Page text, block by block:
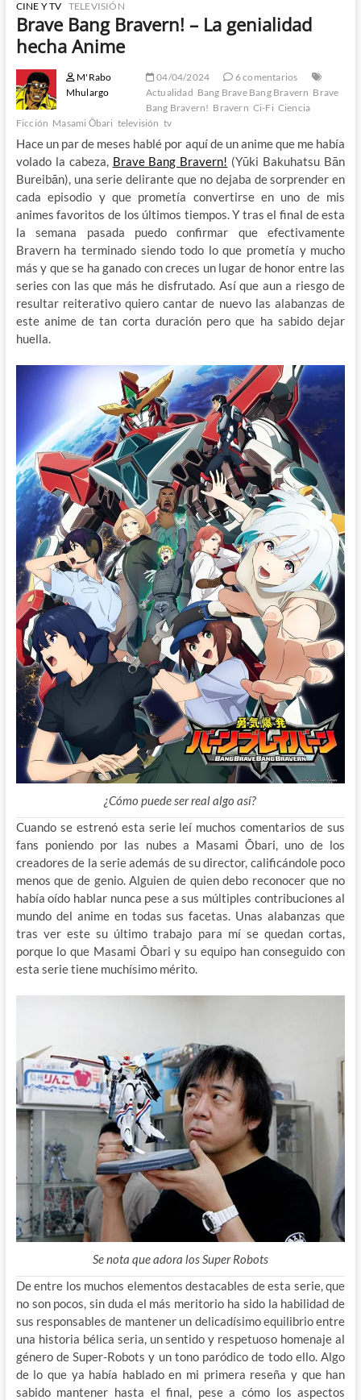
CINE Y TV TELEVISIÓN
Brave Bang Bravern! – La genialidad
hecha Anime
M'Rabo
Mhulargo
04/04/2024
6 comentarios
Actualidad Bang Brave Bang Bravern Brave
Bang Bravern! Bravern Ci-Fi Ciencia
Ficción Masami Ōbari televisión tv
Hace un par de meses hablé por aquí de un anime que me había
volado la cabeza, Brave Bang Bravern! (Yūki Bakuhatsu Bān
Bureibān), una serie delirante que no dejaba de sorprender en
cada episodio y que prometía convertirse en uno de mis
animes favoritos de los últimos tiempos. Y tras el final de esta
la semana pasada puedo confirmar que efectivamente
Bravern ha terminado siendo todo lo que prometía y mucho
más y que se ha ganado con creces un lugar de honor entre las
series con las que más he disfrutado. Así que aun a riesgo de
resultar reiterativo quiero cantar de nuevo las alabanzas de
este anime de tan corta duración pero que ha sabido dejar
huella.
¿Cómo puede ser real algo así?
Cuando se estrenó esta serie leí muchos comentarios de sus
fans poniendo por las nubes a Masami Ōbari, uno de los
creadores de la serie además de su director, calificándole poco
menos que de genio. Alguien de quien debo reconocer que no
había oído hablar nunca pese a sus múltiples contribuciones al
mundo del anime en todas sus facetas. Unas alabanzas que
tras ver este su último trabajo para mí se quedan cortas,
porque lo que Masami Ōbari y su equipo han conseguido con
esta serie tiene muchísimo mérito.
Se nota que adora los Super Robots
De entre los muchos elementos destacables de esta serie, que
no son pocos, sin duda el más meritorio ha sido la habilidad de
sus responsables de mantener un delicadísimo equilibrio entre
una historia bélica seria, un sentido y respetuoso homenaje al
género de Super-Robots y un tono paródico de todo ello. Algo
de lo que ya había hablado en mi primera reseña y que han
sabido mantener hasta el final, pese a cómo los aspectos